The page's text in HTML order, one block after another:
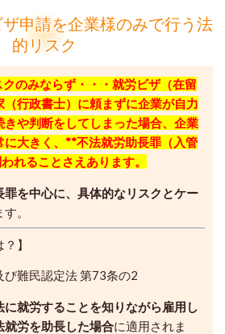
申請を企業様のみで行う法
的リスク
のみならず・・・就労ビザ（在留
行政書士）に頼まずに企業が自力
や判断をしてしまった場合、企業
に大きく、**不法就労助長罪（入管
れることさえあります。
罪を中心に、具体的なリスクとケー
。
】
び難民認定法 第73条の2
に就労することを知りながら雇用し
就労を助長した場合に適用されま